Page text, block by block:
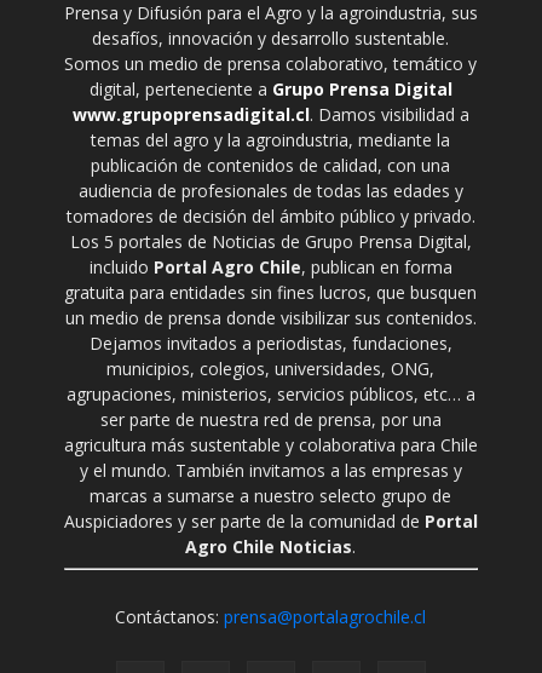
Prensa y Difusión para el Agro y la agroindustria, sus
desafíos, innovación y desarrollo sustentable.
Somos un medio de prensa colaborativo, temático y
digital, perteneciente a Grupo Prensa Digital
www.grupoprensadigital.cl. Damos visibilidad a
temas del agro y la agroindustria, mediante la
publicación de contenidos de calidad, con una
audiencia de profesionales de todas las edades y
tomadores de decisión del ámbito público y privado.
Los 5 portales de Noticias de Grupo Prensa Digital,
incluido Portal Agro Chile, publican en forma
gratuita para entidades sin fines lucros, que busquen
un medio de prensa donde visibilizar sus contenidos.
Dejamos invitados a periodistas, fundaciones,
municipios, colegios, universidades, ONG,
agrupaciones, ministerios, servicios públicos, etc… a
ser parte de nuestra red de prensa, por una
agricultura más sustentable y colaborativa para Chile
y el mundo. También invitamos a las empresas y
marcas a sumarse a nuestro selecto grupo de
Auspiciadores y ser parte de la comunidad de Portal
Agro Chile Noticias.
Contáctanos:prensa@portalagrochile.cl